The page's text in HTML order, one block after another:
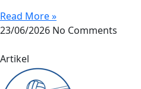
Read More »
23/06/2026 No Comments
Artikel